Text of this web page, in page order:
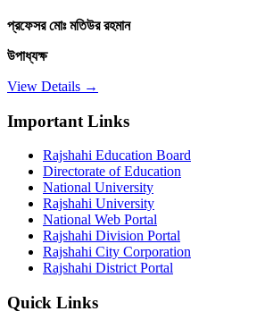
প্রফেসর মোঃ মতিউর রহমান
উপাধ্যক্ষ
View Details →
Important Links
Rajshahi Education Board
Directorate of Education
National University
Rajshahi University
National Web Portal
Rajshahi Division Portal
Rajshahi City Corporation
Rajshahi District Portal
Quick Links